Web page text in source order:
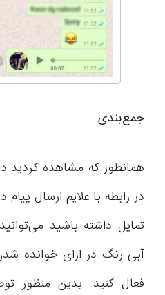
جمع‌بندی
همانطور که مشاهده کردید
در رابطه با علایم ارسال
تمایل داشته باشید
آبی رنگ در ازای خوانده
فعال کنید. بدین منظور